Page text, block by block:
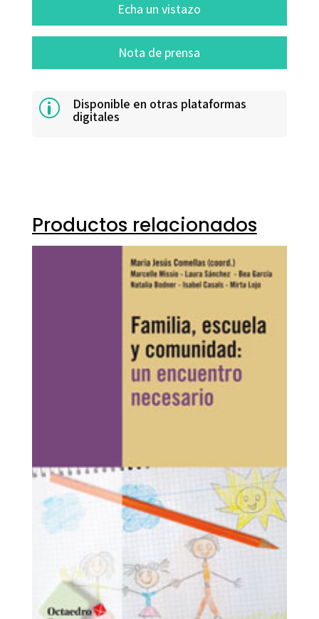
Echa un vistazo
Nota de prensa
p Disponible en otras plataformas
digitales
Productos relacionados